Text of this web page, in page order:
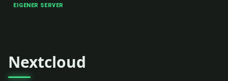
EIGENER SERVER
Nextcloud